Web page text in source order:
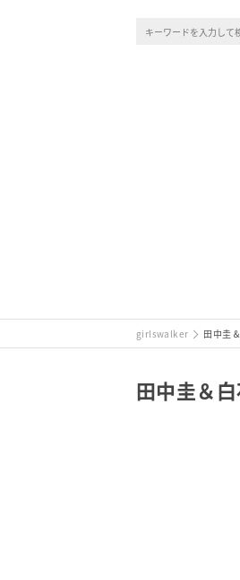
girlswalker 田中圭
田中圭＆